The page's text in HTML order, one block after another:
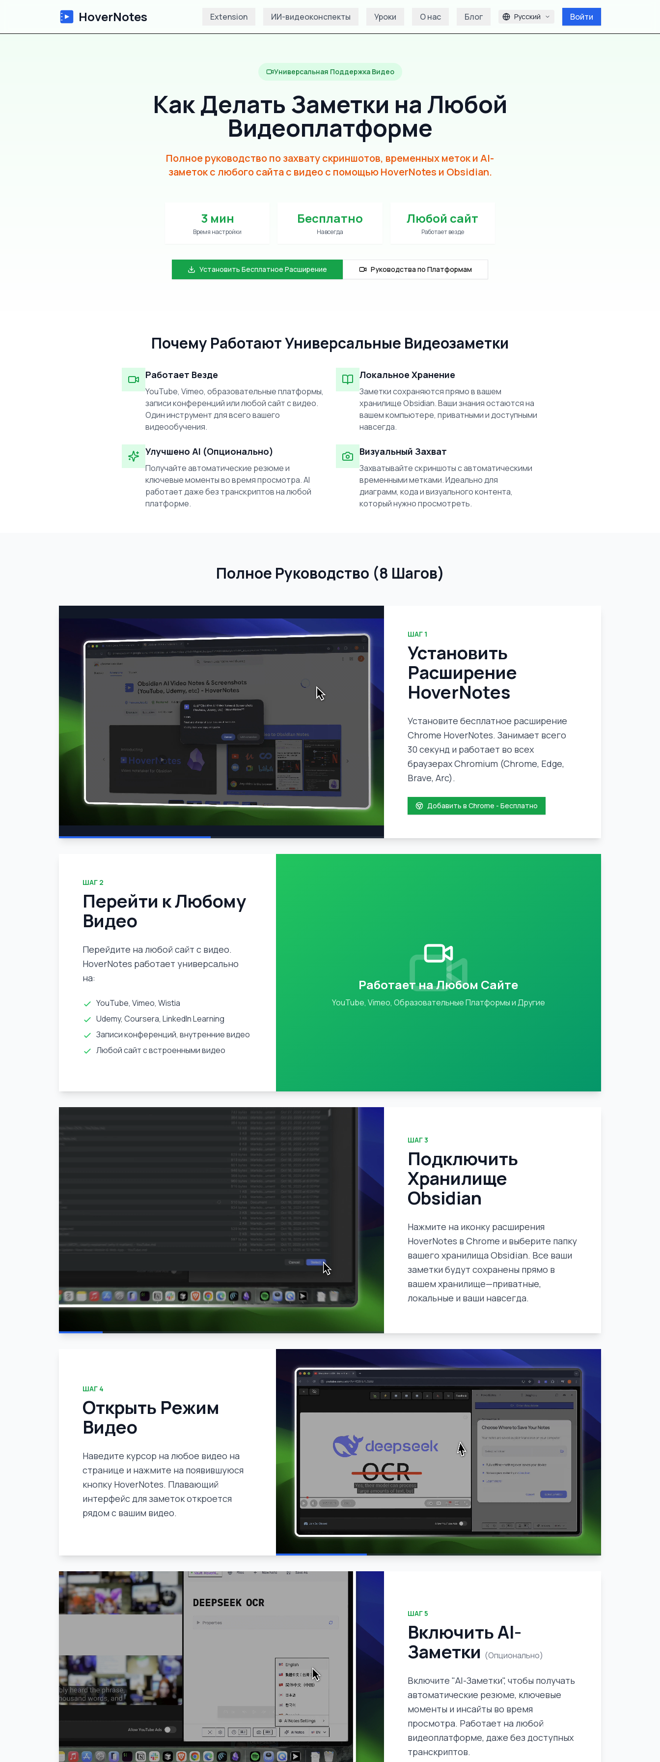
HoverNotes Extension ИИ-видеоконспекты Уроки О нас Блог Русский Войти
Универсальная Поддержка Видео
Как Делать Заметки на Любой
Видеоплатформе
Полное руководство по захвату скриншотов, временных меток и AI-
заметок с любого сайта с видео с помощью HoverNotes и Obsidian.
3 мин
Время настройки
Бесплатно
Навсегда
Любой сайт
Работает везде
Установить Бесплатное Расширение Руководства по Платформам
Почему Работают Универсальные Видеозаметки
Работает Везде
YouTube, Vimeo, образовательные платформы,
записи конференций или любой сайт с видео.
Один инструмент для всего вашего
видеообучения.
Локальное Хранение
Заметки сохраняются прямо в вашем
хранилище Obsidian. Ваши знания остаются на
вашем компьютере, приватными и доступными
навсегда.
Улучшено AI (Опционально)
Получайте автоматические резюме и
ключевые моменты во время просмотра. AI
работает даже без транскриптов на любой
платформе.
Визуальный Захват
Захватывайте скриншоты с автоматическими
временными метками. Идеально для
диаграмм, кода и визуального контента,
который нужно просмотреть.
Полное Руководство (8 Шагов)
ШАГ 1
Установить
Расширение
HoverNotes
Установите бесплатное расширение
Chrome HoverNotes. Занимает всего
30 секунд и работает во всех
браузерах Chromium (Chrome, Edge,
Brave, Arc).
Добавить в Chrome - Бесплатно
ШАГ 2
Перейти к Любому
Видео
Перейдите на любой сайт с видео.
HoverNotes работает универсально
на:
YouTube, Vimeo, Wistia
Udemy, Coursera, LinkedIn Learning
Записи конференций, внутренние видео
Любой сайт с встроенными видео
Работает на Любом Сайте
YouTube, Vimeo, Образовательные Платформы и Другие
ШАГ3
Подключить
Хранилище
Obsidian
Нажмите на иконку расширения
HoverNotes в Chrome и выберите папку
вашего хранилища Obsidian. Все ваши
заметки будут сохранены прямо в
вашем хранилище—приватные,
локальные и ваши навсегда.
ШАГ 4
Открыть Режим
Видео
Наведите курсор на любое видео на
странице и нажмите на появившуюся
кнопку HoverNotes. Плавающий
интерфейс для заметок откроется
рядом с вашим видео.
ШАГ5
Включить AI-
Заметки (Опционально)
Включите "AI-Заметки", чтобы получать
автоматические резюме, ключевые
моменты и инсайты во время
просмотра. Работает на любой
видеоплатформе, даже без доступных
транскриптов.